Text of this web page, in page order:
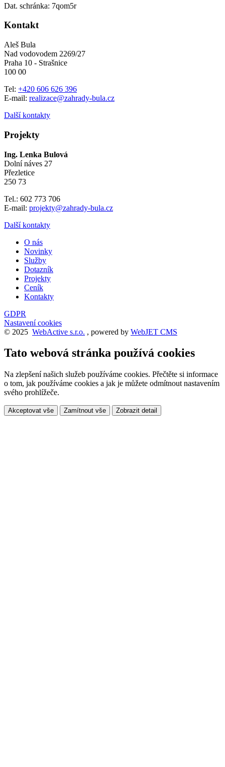
Dat. schránka: 7qom5r
Kontakt
Aleš Bula
Nad vodovodem 2269/27
Praha 10 - Strašnice
100 00
Tel: +420 606 626 396
E-mail: realizace@zahrady-bula.cz
Další kontakty
Projekty
Ing. Lenka Bulová
Dolní náves 27
Přezletice
250 73
Tel.: 602 773 706
E-mail: projekty@zahrady-bula.cz
Další kontakty
O nás
Novinky
Služby
Dotazník
Projekty
Ceník
Kontakty
GDPR
Nastavení cookies
© 2025 WebActive s.r.o. , powered by WebJET CMS
Tato webová stránka používá cookies
Na zlepšení našich služeb používáme cookies. Přečtěte si informace
o tom, jak používáme cookies a jak je můžete odmítnout nastavením
svého prohlížeče.
Akceptovat vše Zamítnout vše Zobrazit detail